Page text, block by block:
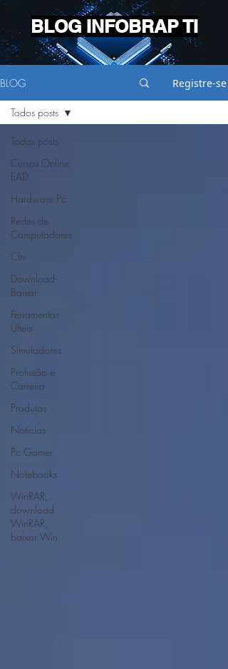
BLOG INFOBRAP TI
BLOG Registre-se
Todos posts
Cursos Online
EAD
Hardware Pc
Redes de
Computadores
Cftv
Download-
Baixar
Ferramentas
ÚIteis
Simuladores
Profissão e
Carreira
Produtos
Notícias
Pc Gamer
Notebooks
WinRAR,
download
WinRAR,
baixar Win
Todos posts